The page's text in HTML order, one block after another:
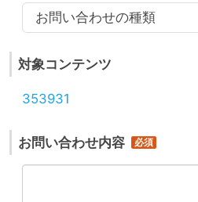
お問い合わせの種類
対象コンテンツ
353931
お問い合わせ内容